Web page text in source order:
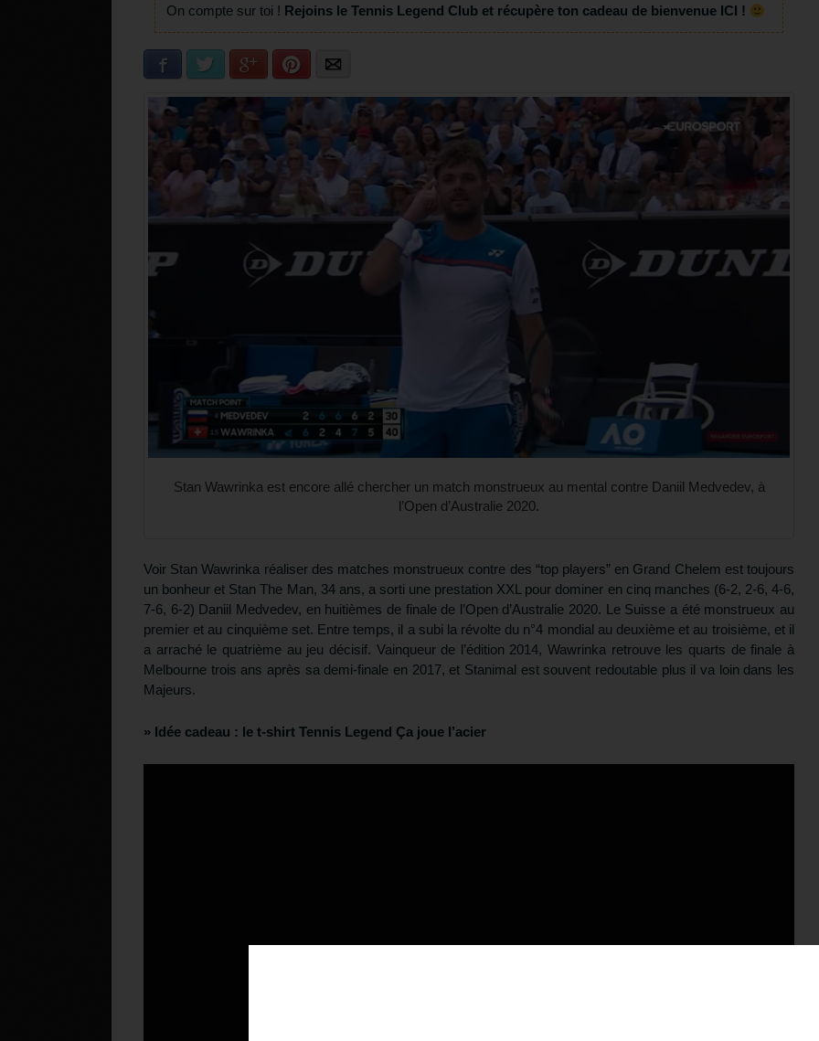
On compte sur toi ! Rejoins le Tennis Legend Club et récupère ton cadeau de bienvenue ICI !
Facebook Twitter Google+ Pinterest
Stan Wawrinka est encore allé chercher un match monstrueux au mental contre Daniil Medvedev, à
l’Open d’Australie 2020.
Voir Stan Wawrinka réaliser des matches monstrueux contre des “top players” en Grand Chelem est toujours
un bonheur et Stan The Man, 34 ans, a sorti une prestation XXL pour dominer en cinq manches (6-2, 2-6, 4-6,
7-6, 6-2) Daniil Medvedev, en huitièmes de finale de l’Open d’Australie 2020. Le Suisse a été monstrueux au
premier et au cinquième set. Entre temps, il a subi la révolte du n°4 mondial au deuxième et au troisième, et il
a arraché le quatrième au jeu décisif. Vainqueur de l’édition 2014, Wawrinka retrouve les quarts de finale à
Melbourne trois ans après sa demi-finale en 2017, et Stanimal est souvent redoutable plus il va loin dans les
Majeurs.
» Idée cadeau : le t-shirt Tennis Legend Ça joue l’acier